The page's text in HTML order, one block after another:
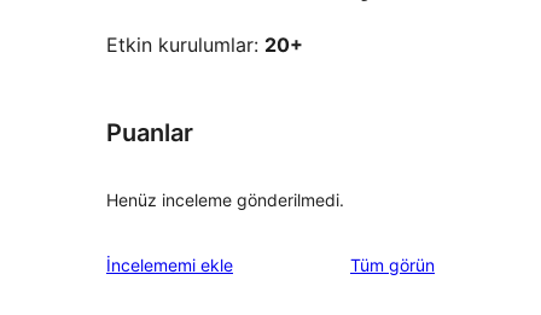
Etkin kurulumlar: 20+
Puanlar
Henüz inceleme gönderilmedi.
İncelememi ekle Tüm değerlendirmeleri
görün